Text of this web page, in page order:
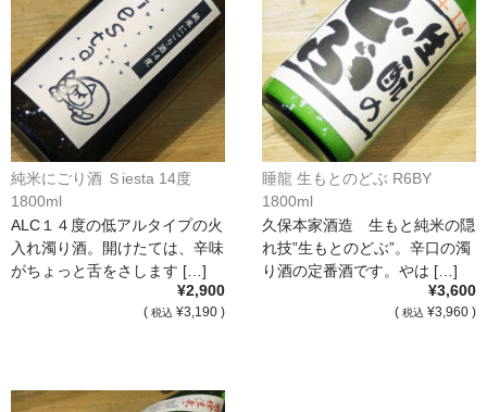
Marcel Lapierre（ﾏﾙｾﾙ・ﾗﾋﾟｴｰﾙ）
Philippe Jambon（ﾌｨﾘｯﾌﾟ･ｼﾞｬﾝﾎﾞﾝ）
Roblet Monnot（ﾛﾌﾞﾚ･ﾓﾉ）
France Cotes du Rhone /ﾌﾗﾝｽ･ｺｰﾄ･ﾃﾞｭ･ﾛｰﾇ
Les Vignerons d’Estezargues（ｴｽﾃｻﾞﾙｸﾞ協同組合）
Les Champs Libres（ﾚ･ｼｬﾝ･ﾘｰﾌﾞﾙ）
France Languedoc Roussillon / ﾗﾝｸﾞ･ﾄﾞｯｸ･ﾙｰｼｮﾝ
Mas Bres（ﾏｽ･ﾌﾞﾚｽ）
純米にごり酒 Ｓiesta 14度
1800ml
ALC１４度の低アルタイプの火
入れ濁り酒。開けたては、辛味
がちょっと舌をさします […]
¥2,900
( 税込 ¥3,190 )
睡龍 生もとのどぶ R6BY
1800ml
久保本家酒造 生もと純米の隠
れ技”生もとのどぶ”。辛口の濁
り酒の定番酒です。やは […]
¥3,600
( 税込 ¥3,960 )